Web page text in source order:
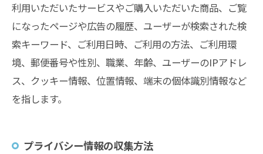
利用いただいたサービスやご購入いただいた商品、ご覧
になったページや広告の履歴、ユーザーが検索された検
索キーワード、ご利用日時、ご利用の方法、ご利用環
境、郵便番号や性別、職業、年齢、ユーザーのIPアドレ
ス、クッキー情報、位置情報、端末の個体識別情報など
を指します。
プライバシー情報の収集方法